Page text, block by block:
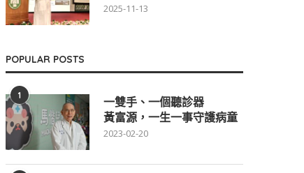
2025-11-13
POPULAR POSTS
1
一雙手、一個聽診器
黃富源，一生一事守護病童
2023-02-20